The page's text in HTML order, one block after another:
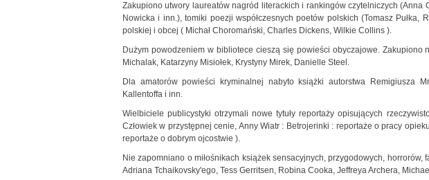
Zakupiono utwory laureatów nagród literackich i rankingów czytelniczych (Anna
Nowicka i inn.), tomiki poezji współczesnych poetów polskich (Tomasz Pułka,
polskiej i obcej ( Michał Choromański, Charles Dickens, Wilkie Collins ).
Dużym powodzeniem w bibliotece cieszą się powieści obyczajowe. Zakupiono
Michalak, Katarzyny Misiołek, Krystyny Mirek, Danielle Steel.
Dla amatorów powieści kryminalnej nabyto książki autorstwa Remigiusza
Kallentoffa i inn.
Wielbiciele publicystyki otrzymali nowe tytuły reportaży opisujących
Człowiek w przystępnej cenie, Anny Wiatr : Betrojerinki : reportaże o pracy
reportaże o dobrym ojcostwie ).
Nie zapomniano o miłośnikach książek sensacyjnych, przygodowych,
Adriana Tchaikovsky'ego, Tess Gerritsen, Robina Cooka, Jeffreya Archera,